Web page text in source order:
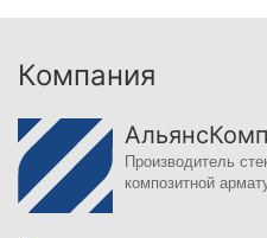
Компания
Производитель
композитной